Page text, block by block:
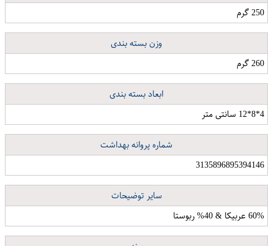
250 گرم
وزن بسته بندی
260 گرم
ابعاد بسته بندی
4*8*12 سانتی متر
شماره پروانه بهداشت
3135896895394146
سایر توضیحات
60% عربیکا & 40% ربوستا